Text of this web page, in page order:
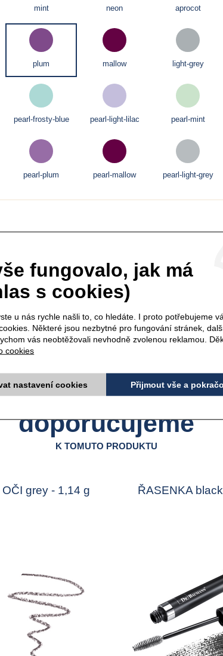
mint neon aprocot
plum mallow light-grey
pearl-frosty-blue pearl-light-lilac pearl-mint
pearl-plum pearl-mallow pearl-light-grey
Kód produktu: 7484
ks
doporučujeme
K TOMUTO PRODUKTU
grey - 1,14 g ŘASENKA black
fungovalo, jak má
s cookies)
u nás rychle našli to, co hledáte. I proto potřebujeme
Některé jsou nezbytné pro fungování stránek,
vás neobtěžovali nevhodně zvolenou reklamou.
cookies
nastavení cookies Přijmout vše a